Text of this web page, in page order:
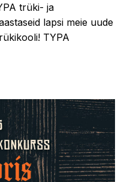
trüki- ja
lapsi meie uude
TYPA